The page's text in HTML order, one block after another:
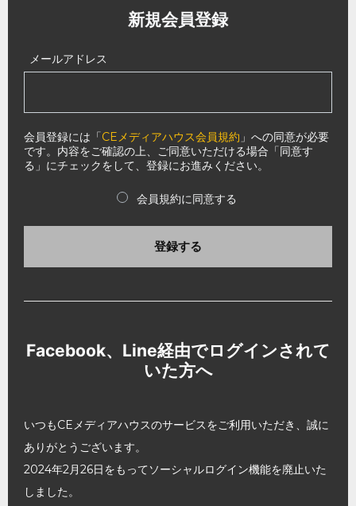
新規会員登録
メールアドレス
会員登録には「CEメディアハウス会員規約 」への同意が必要
です。内容をご確認の上、ご同意いただける場合「同意す
る」にチェックをして、登録にお進みください。
会員規約に同意する
登録する
Facebook、Line経由でログインされて
いた方へ
いつもCEメディアハウスのサービスをご利用いただき、誠に
ありがとうございます。
2024年2月26日をもってソーシャルログイン機能を廃止いた
しました。